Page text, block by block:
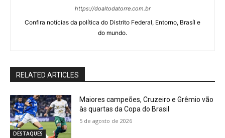
https://doaltodatorre.com.br
Confira notícias da política do Distrito Federal, Entorno, Brasíl e
do mundo.
RELATED ARTICLES
DESTAQUES
Maiores campeões, Cruzeiro e Grêmio vão
às quartas da Copa do Brasil
5 de agosto de 2026